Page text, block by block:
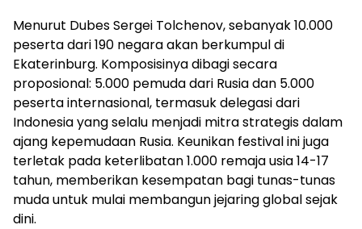
Menurut Dubes Sergei Tolchenov, sebanyak 10.000
peserta dari 190 negara akan berkumpul di
Ekaterinburg. Komposisinya dibagi secara
proposional: 5.000 pemuda dari Rusia dan 5.000
peserta internasional, termasuk delegasi dari
Indonesia yang selalu menjadi mitra strategis dalam
ajang kepemudaan Rusia. Keunikan festival ini juga
terletak pada keterlibatan 1.000 remaja usia 14-17
tahun, memberikan kesempatan bagi tunas-tunas
muda untuk mulai membangun jejaring global sejak
dini.